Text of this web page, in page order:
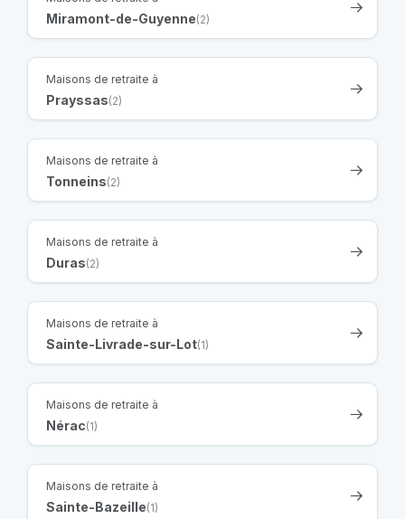
Miramont-de-Guyenne(2)
Maisons de retraite à
Prayssas(2)
Maisons de retraite à
Tonneins(2)
Maisons de retraite à
Duras(2)
Maisons de retraite à
Sainte-Livrade-sur-Lot(1)
Maisons de retraite à
Nérac(1)
Maisons de retraite à
Sainte-Bazeille(1)